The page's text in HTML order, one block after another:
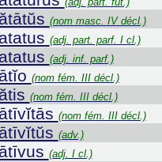
(nom masc. IV décl.)
(adj. part. parf. I cl.)
(adj. inf. parf.)
(nom fém. III décl.)
(nom fém. III décl.)
(nom fém. III décl.)
(adv.)
(adj. I cl.)